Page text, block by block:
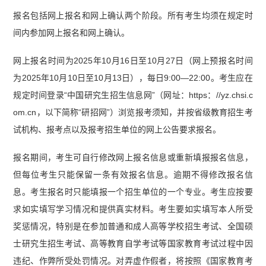
报名包括网上报名和网上确认两个阶段。所有考生均须在规定时
间内参加网上报名和网上确认。
网上报名时间为2025年10月16日至10月27日（网上预报名时间
为2025年10月10日至10月13日），每日9:00—22:00。考生应在
规定时间登录“中国研究生招生信息网”（网址：https：//yz.chsi.c
om.cn，以下简称“研招网”）浏览报考须知，并按省级教育招生考
试机构、报考点以及报考招生单位的网上公告要求报名。
报名期间，考生可自行修改网上报名信息或重新填报报名信息，
但每位考生只能保留一条有效报名信息。逾期不得修改报名信
息。考生报名时只能填报一个招生单位的一个专业。考生应按要
求如实填写学习情况和提供真实材料。考生要如实填写本人所受
奖惩情况，特别是在参加普通和成人高等学校招生考试、全国硕
士研究生招生考试、高等教育自学考试等国家教育考试过程中因
违纪、作弊所受处罚情况。对弄虚作假者，将按照《国家教育考